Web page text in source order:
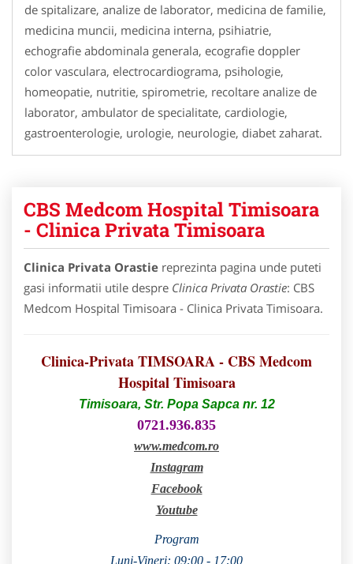
de spitalizare, analize de laborator, medicina de familie,
medicina muncii, medicina interna, psihiatrie,
echografie abdominala generala, ecografie doppler
color vasculara, electrocardiograma, psihologie,
homeopatie, nutritie, spirometrie, recoltare analize de
laborator, ambulator de specialitate, cardiologie,
gastroenterologie, urologie, neurologie, diabet zaharat.
CBS Medcom Hospital Timisoara
- Clinica Privata Timisoara
Clinica Privata Orastie reprezinta pagina unde puteti
gasi informatii utile despre Clinica Privata Orastie: CBS
Medcom Hospital Timisoara - Clinica Privata Timisoara.
Clinica-Privata TIMSOARA - CBS Medcom
Hospital Timisoara
Timisoara, Str. Popa Sapca nr. 12
0721.936.835
www.medcom.ro
Instagram
Facebook
Youtube
Program
Luni-Vineri: 09:00 - 17:00